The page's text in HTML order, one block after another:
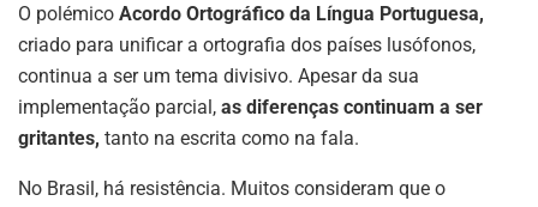
O polémico Acordo Ortográfico da Língua Portuguesa,
criado para unificar a ortografia dos países lusófonos,
continua a ser um tema divisivo. Apesar da sua
implementação parcial, as diferenças continuam a ser
gritantes, tanto na escrita como na fala.
No Brasil, há resistência. Muitos consideram que o